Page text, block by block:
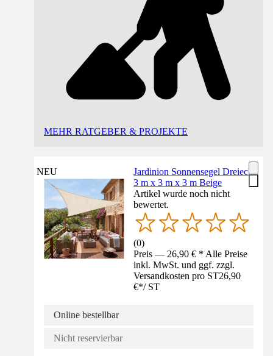
MEHR RATGEBER & PROJEKTE
NEU
Jardinion Sonnensegel Dreieck
3 m x 3 m x 3 m Beige
Artikel wurde noch nicht
bewertet.
(0)
Preis — 26,90 € * Alle Preise
inkl. MwSt. und ggf. zzgl.
Versandkosten pro ST26,90
€*/ ST
Online bestellbar
Nicht reservierbar